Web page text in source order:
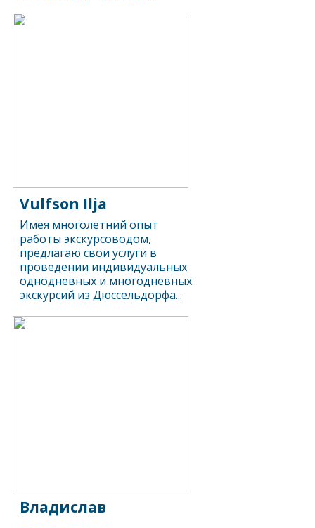
Vulfson Ilja
Имея многолетний опыт
работы экскурсоводом,
предлагаю свои услуги в
проведении индивидуальных
однодневных и многодневных
экскурсий из Дюссельдорфа...
Владислав